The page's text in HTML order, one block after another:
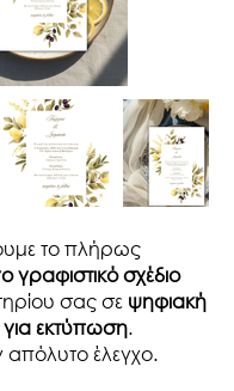
το πλήρως
γραφιστικό σχέδιο
σας σε ψηφιακή
εκτύπωση.
απόλυτο έλεγχο.​